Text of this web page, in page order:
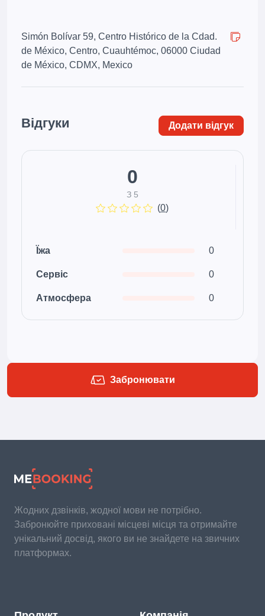
Simón Bolívar 59, Centro Histórico de la Cdad.
de México, Centro, Cuauhtémoc, 06000 Ciudad
de México, CDMX, Mexico
Відгуки Додати відгук
0
З 5
(0)
Їжа
Сервіс
Атмосфера
0
0
0
Забронювати
Жодних дзвінків, жодної мови не потрібно.
Забронюйте приховані місцеві місця та отримайте
унікальний досвід, якого ви не знайдете на звичних
платформах.